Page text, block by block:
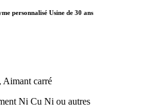
personnalisé Usine de 30 ans
Aimant carré
Ni Cu Ni ou autres